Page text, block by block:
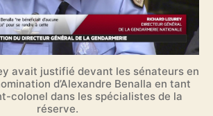
avait justifié devant les sénateurs en
d’Alexandre Benalla en tant
colonel dans les spécialistes de la
réserve.